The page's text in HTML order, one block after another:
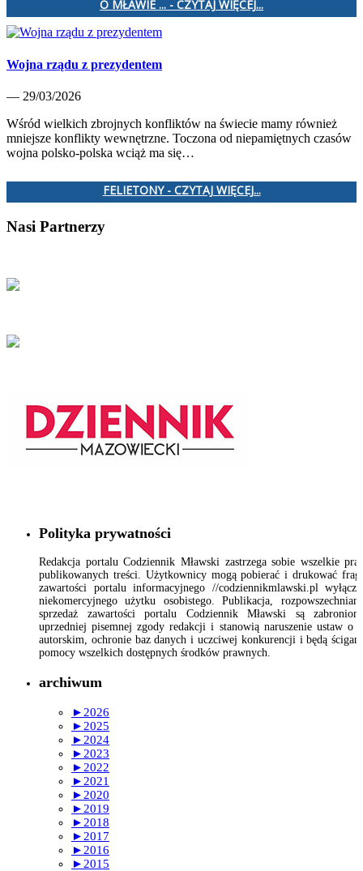
O MŁAWIE ... - CZYTAJ WIĘCEJ...
Wojna rządu z prezydentem
— 29/03/2026
Wśród wielkich zbrojnych konfliktów na świecie mamy również
mniejsze konflikty wewnętrzne. Toczona od niepamiętnych czasów
wojna polsko-polska wciąż ma się…
FELIETONY - CZYTAJ WIĘCEJ...
Nasi Partnerzy
Polityka prywatności
Redakcja portalu Codziennik Mławski zastrzega sobie wszelkie
publikowanych treści. Użytkownicy mogą pobierać i drukować
zawartości portalu informacyjnego //codziennikmlawski.pl
niekomercyjnego użytku osobistego. Publikacja,
sprzedaż zawartości portalu Codziennik Mławski są
uprzedniej pisemnej zgody redakcji i stanowią naruszenie ustaw o
autorskim, ochronie baz danych i uczciwej konkurencji i będą
pomocy wszelkich dostępnych środków prawnych.
archiwum
► 2026
► 2025
► 2024
► 2023
► 2022
► 2021
► 2020
► 2019
► 2018
► 2017
► 2016
► 2015